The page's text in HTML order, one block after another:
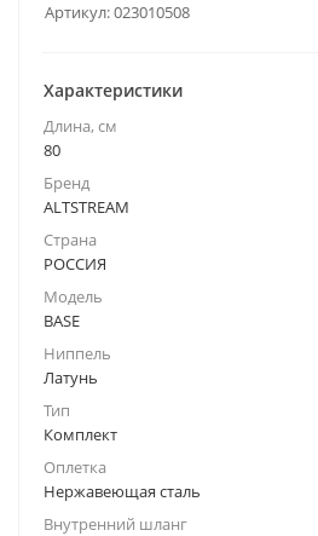
Артикул:023010508
Характеристики
Длина, см
80
Бренд
ALTSTREAM
Страна
РОССИЯ
Модель
BASE
Ниппель
Латунь
Тип
Комплект
Оплетка
Нержавеющая сталь
Внутренний шланг